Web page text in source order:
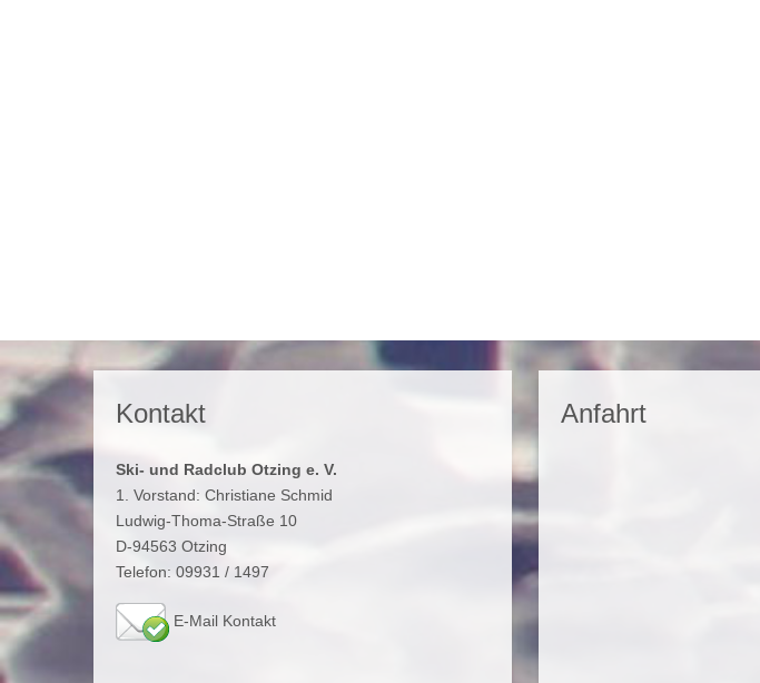
Kontakt
Ski- und Radclub Otzing e. V.
1. Vorstand: Christiane Schmid
Ludwig-Thoma-Straße 10
D-94563 Otzing
Telefon: 09931 / 1497
E-Mail Kontakt
Anfahrt